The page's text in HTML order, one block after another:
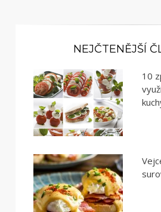
NEJČTENĚJŠÍ
10